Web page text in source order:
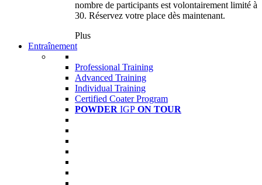
nombre de participants est volontairement limité à
30. Réservez votre place dès maintenant.
Plus
Entraînement
Professional Training
Advanced Training
Individual Training
Certified Coater Program
POWDER IGP ON TOUR